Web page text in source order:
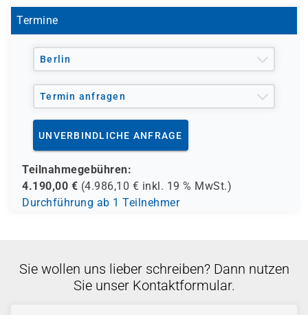
Termine
Berlin
Termin anfragen
UNVERBINDLICHE ANFRAGE
Teilnahmegebühren:
4.190,00 € (4.986,10 € inkl. 19 % MwSt.)
Durchführung ab 1 Teilnehmer
Sie wollen uns lieber schreiben? Dann nutzen
Sie unser Kontaktformular.